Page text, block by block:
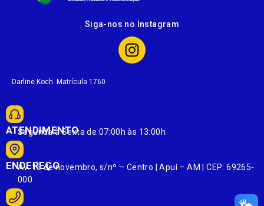
Siga-nos no Instagram
Darline Koch. Matrícula 1760
ATENDIMENTO
Segunda à Sexta de 07:00h às 13:00h
ENDEREÇO
Av. 13 de novembro, s/nº – Centro | Apuí – AM | CEP: 69265-
000